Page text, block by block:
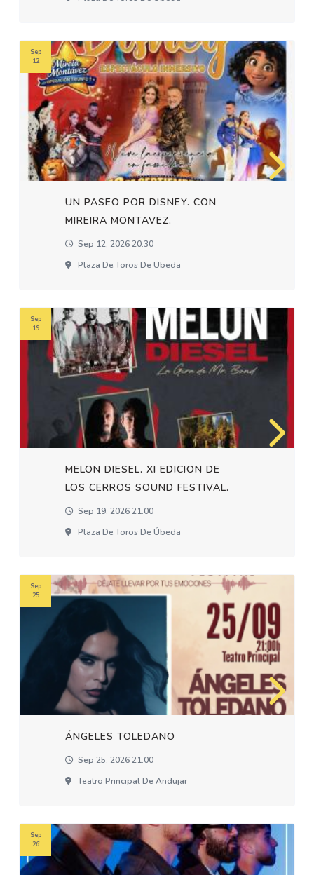
UN PASEO POR DISNEY. CON
MIREIRA MONTAVEZ.
Sep 12, 2026 20:30
Plaza De Toros De Ubeda
Sep
12
MELON DIESEL. XI EDICION DE
LOS CERROS SOUND FESTIVAL.
Sep 19, 2026 21:00
Plaza De Toros De Úbeda
Sep
19
ÁNGELES TOLEDANO
Sep 25, 2026 21:00
Teatro Principal De Andujar
Sep
25
Sep
26